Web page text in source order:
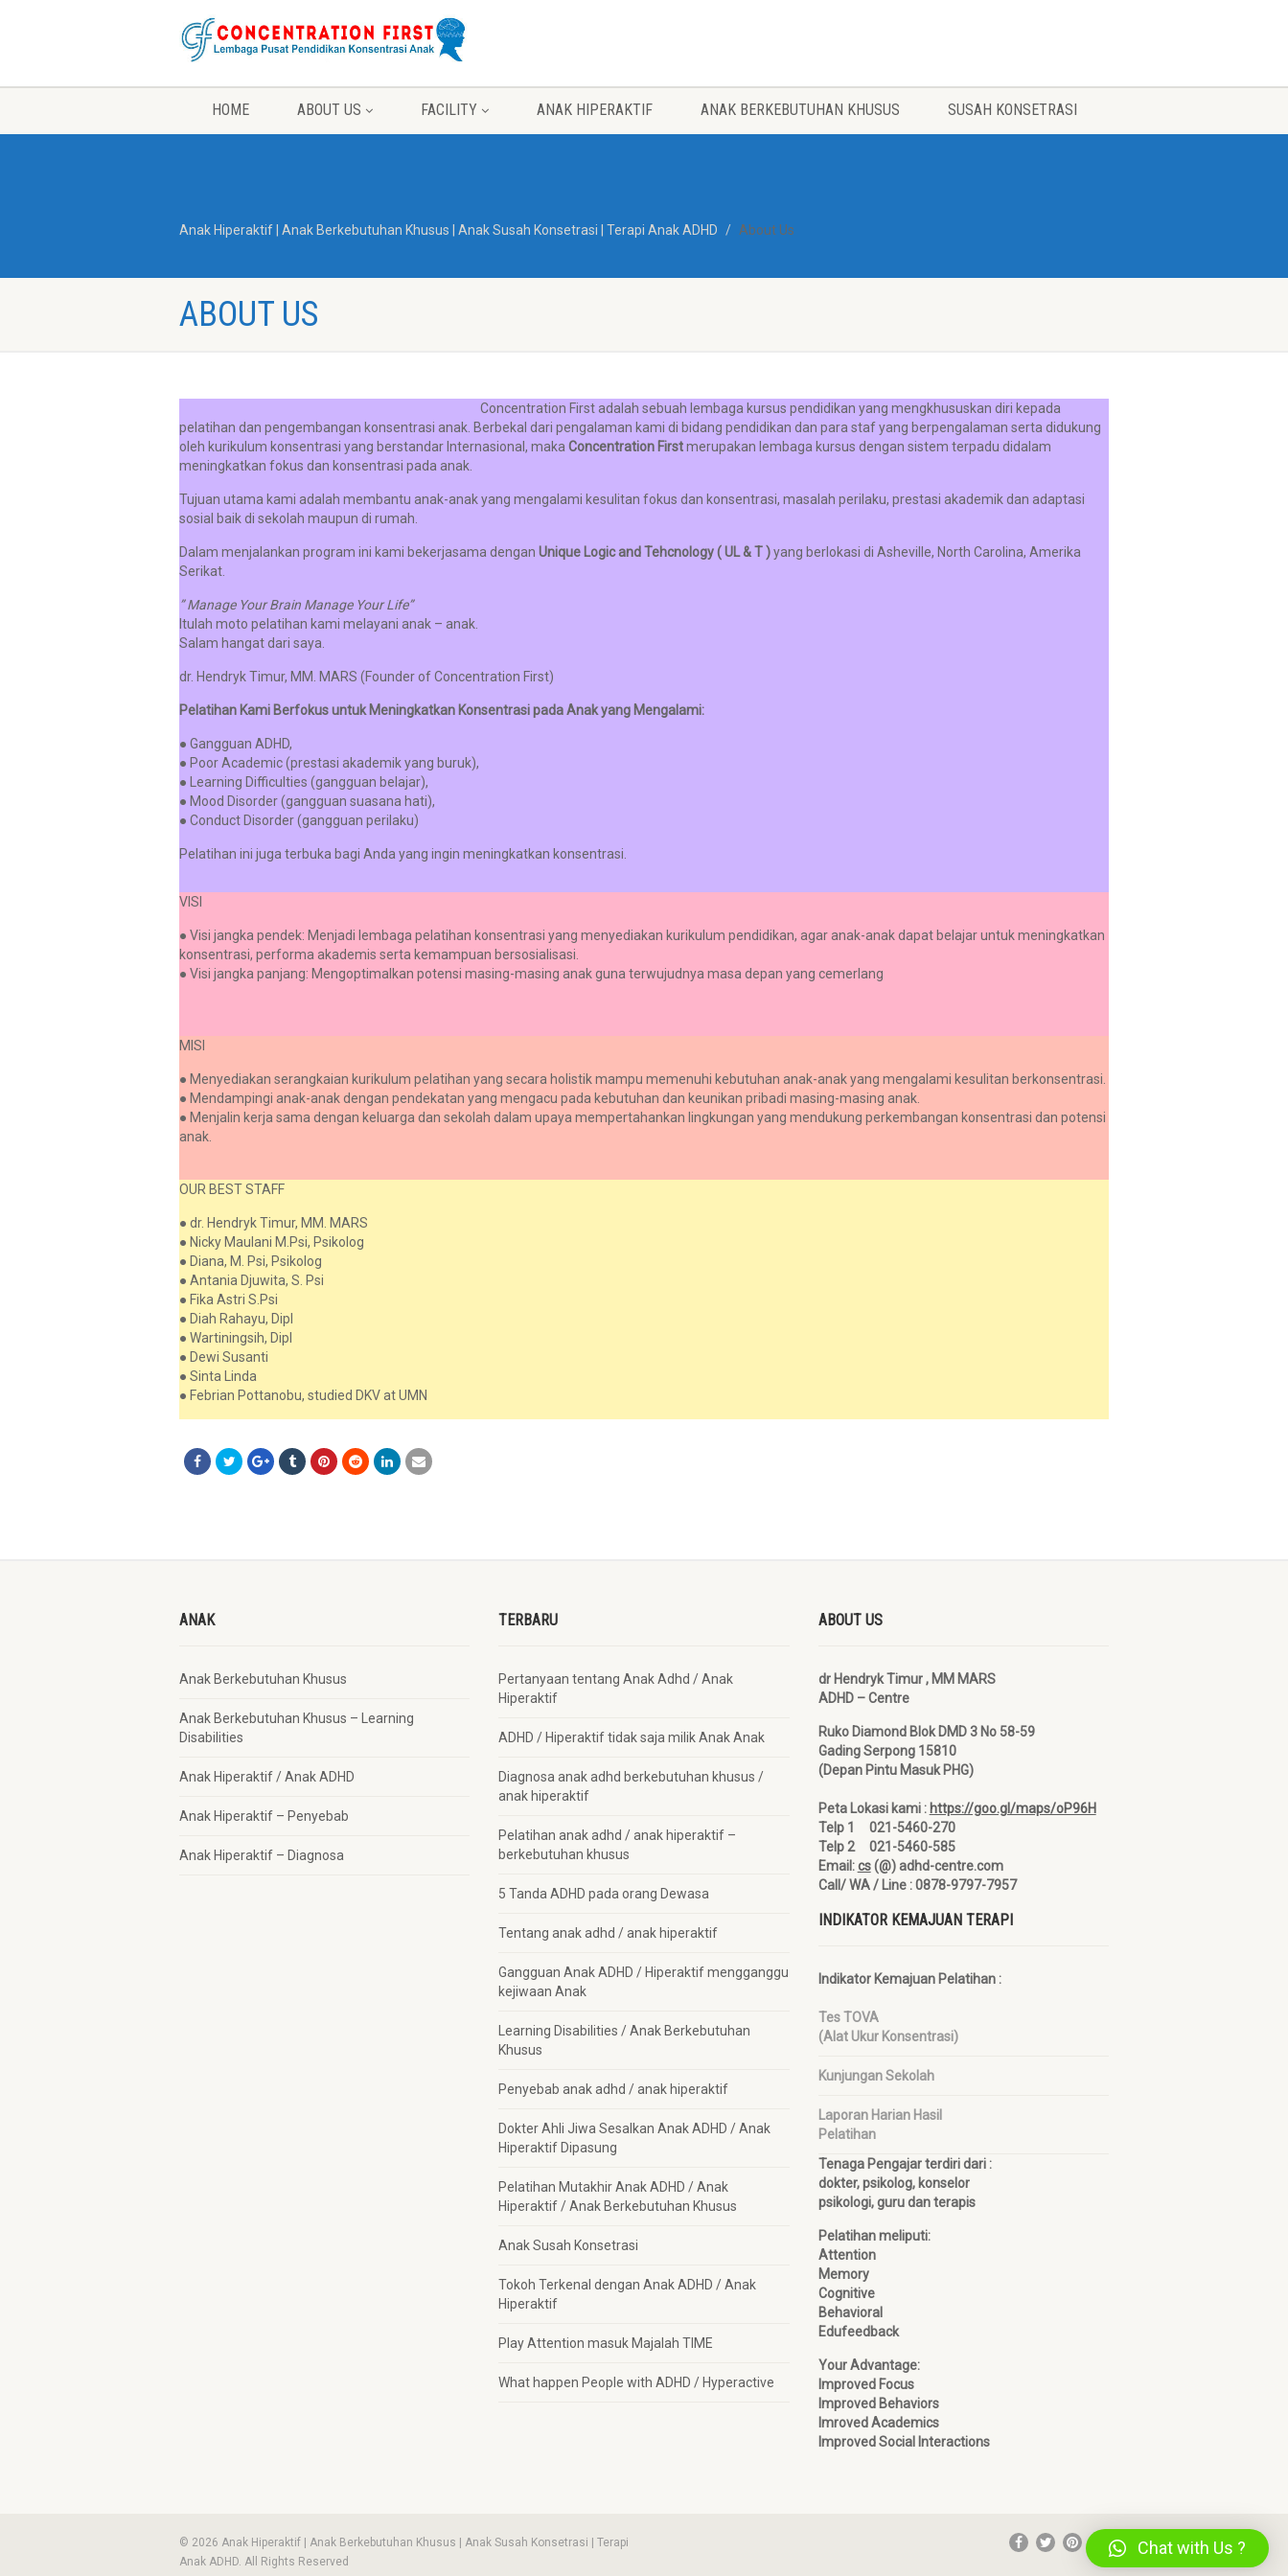
HOME ABOUT US FACILITY ANAK HIPERAKTIF ANAK BERKEBUTUHAN KHUSUS SUSAH KONSETRASI
Anak Hiperaktif | Anak Berkebutuhan Khusus | Anak Susah Konsetrasi | Terapi Anak ADHD About Us
ABOUT US
Concentration Firstadalah sebuah lembaga kursus pendidikan yang mengkhususkan diri kepada
pelatihan dan pengembangan konsentrasi anak. Berbekal dari pengalaman kami di bidang pendidikan dan para staf yang berpengalaman serta didukung
oleh kurikulum konsentrasi yang berstandar Internasional, maka Concentration Firstmerupakan lembaga kursus dengan sistem terpadu didalam
meningkatkan fokus dan konsentrasi pada anak.
Tujuan utama kami adalah membantu anak-anak yang mengalami kesulitan fokus dan konsentrasi, masalah perilaku, prestasi akademik dan adaptasi
sosial baik di sekolah maupun di rumah.
Dalam menjalankan program ini kami bekerjasama dengan Unique Logic and Tehcnology ( UL & T )yang berlokasi di Asheville, North Carolina, Amerika
Serikat.
” Manage Your Brain Manage Your Life”
Itulah moto pelatihan kami melayani anak – anak.
Salam hangat dari saya.
dr. Hendryk Timur, MM. MARS (Founder of Concentration First)
Pelatihan Kami Berfokus untuk Meningkatkan Konsentrasi pada Anak yang Mengalami:
● Gangguan ADHD,
● Poor Academic (prestasi akademik yang buruk),
● Learning Difficulties (gangguan belajar),
● Mood Disorder (gangguan suasana hati),
● Conduct Disorder (gangguan perilaku)
Pelatihan ini juga terbuka bagi Anda yang ingin meningkatkan konsentrasi.
VISI
● Visi jangka pendek: Menjadi lembaga pelatihan konsentrasi yang menyediakan kurikulum pendidikan, agar anak-anak dapat belajar untuk meningkatkan
konsentrasi, performa akademis serta kemampuan bersosialisasi.
● Visi jangka panjang: Mengoptimalkan potensi masing-masing anak guna terwujudnya masa depan yang cemerlang
MISI
● Menyediakan serangkaian kurikulum pelatihan yang secara holistik mampu memenuhi kebutuhan anak-anak yang mengalami kesulitan berkonsentrasi.
● Mendampingi anak-anak dengan pendekatan yang mengacu pada kebutuhan dan keunikan pribadi masing-masing anak.
● Menjalin kerja sama dengan keluarga dan sekolah dalam upaya mempertahankan lingkungan yang mendukung perkembangan konsentrasi dan potensi
anak.
OUR BEST STAFF
● dr. Hendryk Timur, MM. MARS
● Nicky Maulani M.Psi, Psikolog
● Diana, M. Psi, Psikolog
● Antania Djuwita, S. Psi
● Fika Astri S.Psi
● Diah Rahayu, Dipl
● Wartiningsih, Dipl
● Dewi Susanti
● Sinta Linda
● Febrian Pottanobu, studied DKV at UMN
ANAK
Anak Berkebutuhan Khusus
Anak Berkebutuhan Khusus – Learning
Disabilities
Anak Hiperaktif / Anak ADHD
Anak Hiperaktif – Penyebab
Anak Hiperaktif – Diagnosa
TERBARU
Pertanyaan tentang Anak Adhd / Anak
Hiperaktif
ADHD / Hiperaktif tidak saja milik Anak Anak
Diagnosa anak adhd berkebutuhan khusus /
anak hiperaktif
Pelatihan anak adhd / anak hiperaktif –
berkebutuhan khusus
5 Tanda ADHD pada orang Dewasa
Tentang anak adhd / anak hiperaktif
Gangguan Anak ADHD / Hiperaktif mengganggu
kejiwaan Anak
Learning Disabilities / Anak Berkebutuhan
Khusus
Penyebab anak adhd / anak hiperaktif
Dokter Ahli Jiwa Sesalkan Anak ADHD / Anak
Hiperaktif Dipasung
Pelatihan Mutakhir Anak ADHD / Anak
Hiperaktif / Anak Berkebutuhan Khusus
Anak Susah Konsetrasi
Tokoh Terkenal dengan Anak ADHD / Anak
Hiperaktif
Play Attention masuk Majalah TIME
What happen People with ADHD / Hyperactive
ABOUT US
dr Hendryk Timur , MM MARS
ADHD – Centre
Ruko Diamond Blok DMD 3 No 58-59
Gading Serpong 15810
(Depan Pintu Masuk PHG)
Peta Lokasi kami : https://goo.gl/maps/oP96H
Telp 1 021-5460-270
Telp 2 021-5460-585
Email:cs(@) adhd-centre.com
Call/ WA / Line : 0878-9797-7957
INDIKATOR KEMAJUAN TERAPI
Indikator Kemajuan Pelatihan :
Tes TOVA
(Alat Ukur Konsentrasi)
Kunjungan Sekolah
Laporan Harian Hasil
Pelatihan
Tenaga Pengajar terdiri dari :
dokter, psikolog, konselor
psikologi, guru dan terapis
Pelatihan meliputi:
Attention
Memory
Cognitive
Behavioral
Edufeedback
Your Advantage:
Improved Focus
Improved Behaviors
Imroved Academics
Improved Social Interactions
© 2026 Anak Hiperaktif | Anak Berkebutuhan Khusus | Anak Susah Konsetrasi | Terapi
Anak ADHD. All Rights Reserved
Chat with Us ?